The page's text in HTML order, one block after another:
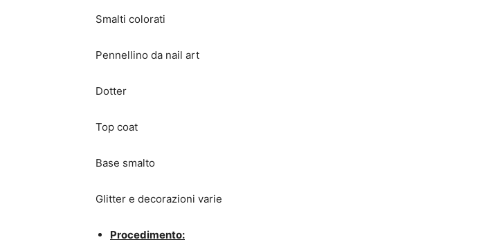
Smalti colorati
Pennellino da nail art
Dotter
Top coat
Base smalto
Glitter e decorazioni varie
Procedimento: